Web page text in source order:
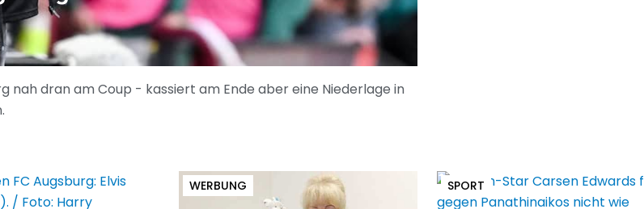
nah dran am Coup - kassiert am Ende aber eine Niederlage in
WERBUNG SPORT